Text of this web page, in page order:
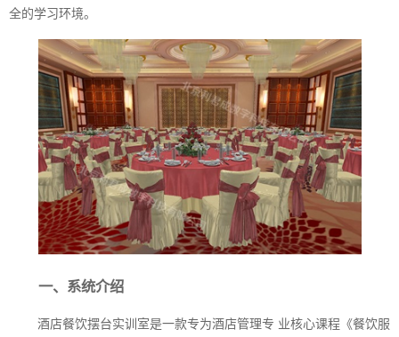
全的学习环境。
一、系统介绍
酒店餐饮摆台实训室是一款专为酒店管理专 业核心课程《餐饮服